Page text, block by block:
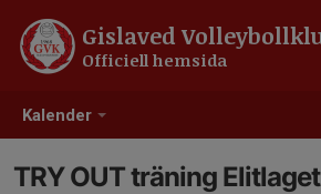
Kalender
Gislaved
Officiell hemsida
TRY OUT träning Elitlaget